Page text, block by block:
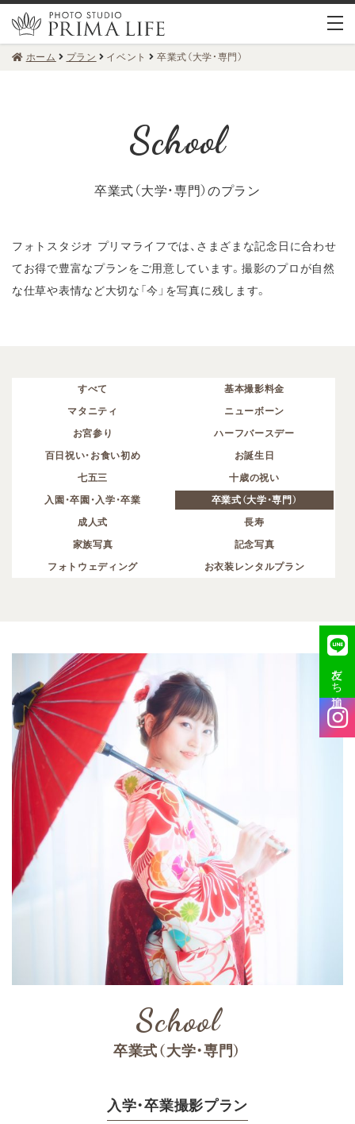
ホーム プラン イベント 卒業式（大学・専門）
卒業式（大学・専門）のプラン
フォトスタジオ プリマライフでは、さまざまな記念日に合わせ
てお得で豊富なプランをご用意しています。 撮影のプロが自然
な仕草や表情など大切な「今」を写真に残します。
すべて
基本撮影料金
マタニティ
ニューボーン
お宮参り
ハーフバースデー
百日祝い・お食い初め
お誕生日
七五三
十歳の祝い
入園・卒園・入学・卒業
卒業式（大学・専門）
成人式
長寿
家族写真
記念写真
フォトウェディング
お衣装レンタルプラン
卒業式（大学・専門）
入学・卒業撮影プラン
友だち追加